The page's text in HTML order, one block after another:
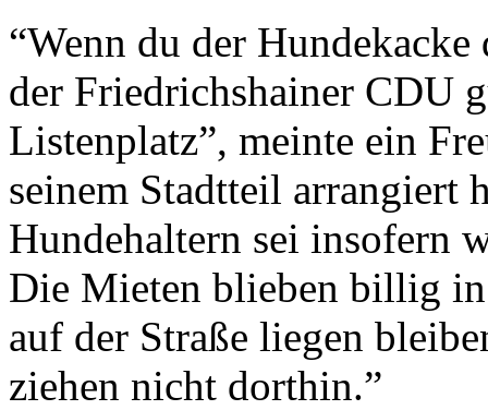
“Wenn du der
der Friedrichshainer CDU
Listenplatz”, meinte ein
seinem Stadtteil arrangiert
Hundehaltern sei insofern
Die Mieten blieben billig
auf der Straße liegen
ziehen nicht dorthin.”